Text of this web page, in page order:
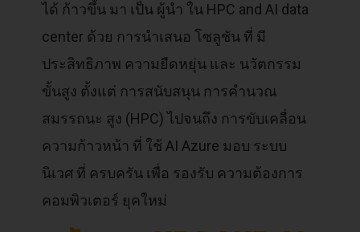
ได้ ก้าวขึ้น มา เป็น ผู้นำ ใน HPC and AI data
center ด้วย การนำเสนอ โซลูชัน ที่ มี
ประสิทธิภาพ ความยืดหยุ่น และ นวัตกรรม
ขั้นสูง ตั้งแต่ การสนับสนุน การคำนวณ
สมรรถนะ สูง (HPC) ไปจนถึง การขับเคลื่อน
ความก้าวหน้า ที่ ใช้ AI Azure มอบ ระบบ
นิเวศ ที่ ครบครัน เพื่อ รองรับ ความต้องการ
คอมพิวเตอร์ ยุคใหม่